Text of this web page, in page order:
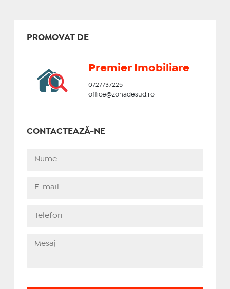
PROMOVAT DE
Premier Imobiliare
0727737225
office@zonadesud.ro
CONTACTEAZĂ-NE